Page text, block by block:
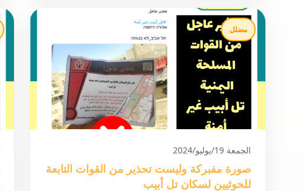
مضلل
الجمعة 19/يوليو/2024
صورة مفبركة وليست تحذير من القوات التابعة
للحوثيين لسكان تل أبيب